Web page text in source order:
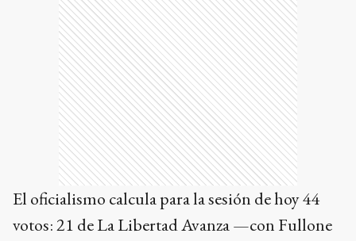
El oficialismo calcula para la sesión de hoy 44
votos: 21 de La Libertad Avanza —con Fullone